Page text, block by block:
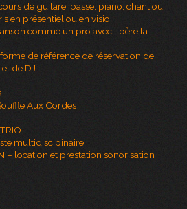
de guitare, basse, piano, chant ou
en présentiel ou en visio.
comme un pro avec libère ta
de référence de réservation de
de DJ
Aux Cordes
multidiscipinaire
– location et prestation sonorisation